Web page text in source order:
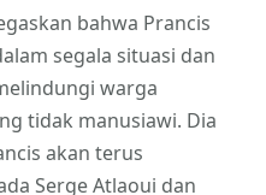
bahwa Prancis
segala situasi dan
warga
tidak manusiawi. Dia
akan terus
Serge Atlaoui dan